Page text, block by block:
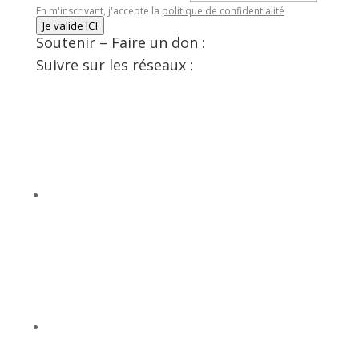
En m'inscrivant, j'accepte la politique de confidentialité
Je valide ICI
Soutenir – Faire un don :
Suivre sur les réseaux :